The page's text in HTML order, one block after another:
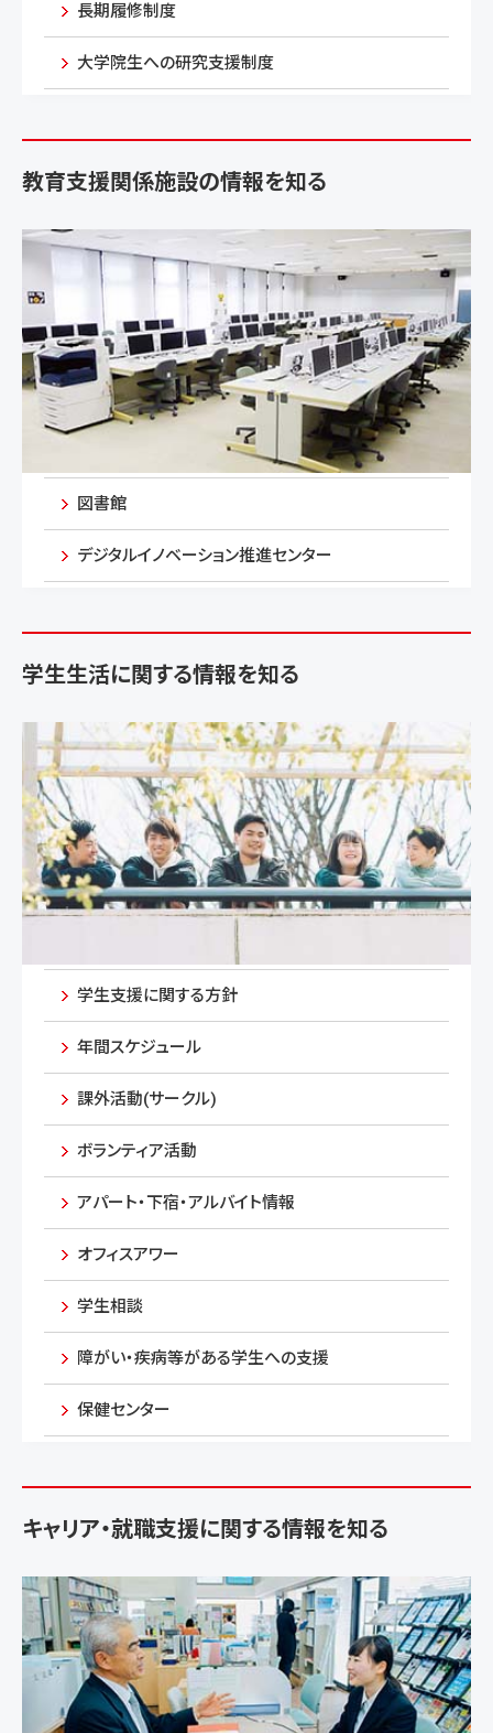
長期履修制度
大学院生への研究支援制度
教育支援関係施設の情報を知る
図書館
デジタルイノベーション推進センター
学生生活に関する情報を知る
学生支援に関する方針
年間スケジュール
課外活動(サークル)
ボランティア活動
アパート・下宿・アルバイト情報
オフィスアワー
学生相談
障がい・疾病等がある学生への支援
保健センター
キャリア・就職支援に関する情報を知る